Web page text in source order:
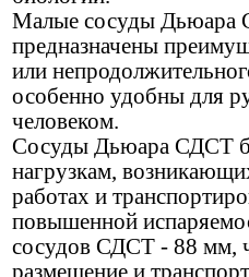
Малые сосуды
предназначены
или
особенно удобны для
человеком.
Сосуды Дьюара СДСТ
нагрузкам,
работах и
повышенной
сосудов СДСТ - 88 мм,
размещение и